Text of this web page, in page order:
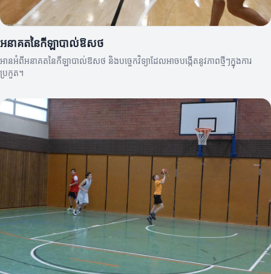
អនាគតនៃកីឡាបាល់ឱសថ
អានអំពីអនាគតនៃកីឡាបាល់ឱសថ និងបច្ចេកវិទ្យាដែលអាចបង្កើតនូវភាពថ្មីៗក្នុងការ
ប្រកួត។